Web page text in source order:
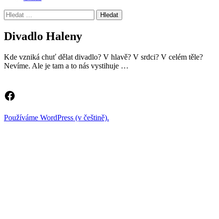
Vyhledávání
Divadlo Haleny
Kde vzniká chuť dělat divadlo? V hlavě? V srdci? V celém těle?
Nevíme. Ale je tam a to nás vystihuje …
Facebook
Používáme WordPress (v češtině).